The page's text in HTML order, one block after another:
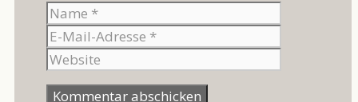
Name
Mail-
Adresse